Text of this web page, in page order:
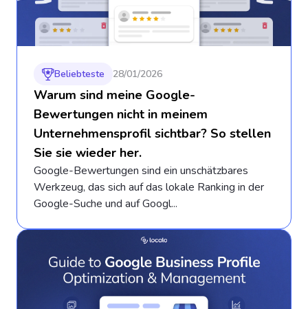
Beliebteste 28/01/2026
Warum sind meine Google-
Bewertungen nicht in meinem
Unternehmensprofil sichtbar? So stellen
Sie sie wieder her.
Google-Bewertungen sind ein unschätzbares
Werkzeug, das sich auf das lokale Ranking in der
Google-Suche und auf Googl...